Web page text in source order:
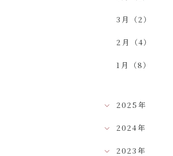
3月（2）
2月（4）
1月（8）
2025年
2024年
2023年